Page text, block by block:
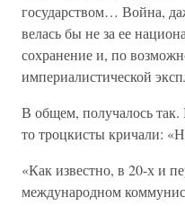
государством… Война,
велась бы не за ее
сохранение и, по
империалистической
В общем, получалось
то троцкисты кричали:
«Как известно, в 20-х и
международном